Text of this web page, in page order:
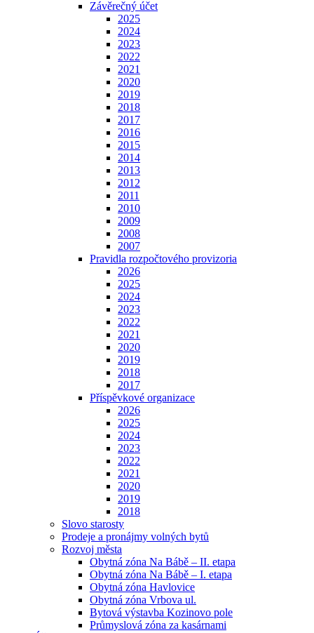
Závěrečný účet
2025
2024
2023
2022
2021
2020
2019
2018
2017
2016
2015
2014
2013
2012
2011
2010
2009
2008
2007
Pravidla rozpočtového provizoria
2026
2025
2024
2023
2022
2021
2020
2019
2018
2017
Příspěvkové organizace
2026
2025
2024
2023
2022
2021
2020
2019
2018
Slovo starosty
Prodeje a pronájmy volných bytů
Rozvoj města
Obytná zóna Na Bábě – II. etapa
Obytná zóna Na Bábě – I. etapa
Obytná zóna Havlovice
Obytná zóna Vrbova ul.
Bytová výstavba Kozinovo pole
Průmyslová zóna za kasárnami